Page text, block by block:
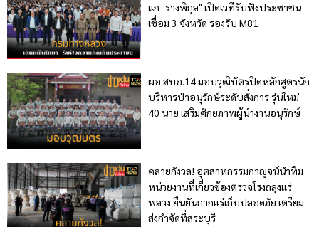
แก–รางพิกุล" เปิดเวทีรับฟังประชาชน
เชื่อม 3 จังหวัด รองรับ M81
ผอ.สบอ.14 มอบวุฒิบัตรปิดหลักสูตรนัก
บริหารป่าอนุรักษ์ระดับสั่งการ รุ่นใหม่
40 นาย เสริมศักยภาพผู้นำงานอนุรักษ์
คลายกังวล! อุตสาหกรรมกาญจน์นำทีม
หน่วยงานที่เกี่ยวข้องตรวจโรงถลุงแร่
พลวง ยืนยันกากแร่เก็บปลอดภัย เตรียม
ส่งกำจัดที่สระบุรี